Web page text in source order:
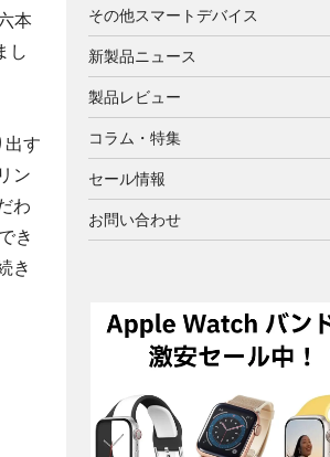
本
し
出す
ン
わ
き
き
その他スマートデバイス
新製品ニュース
製品レビュー
コラム・特集
セール情報
お問い合わせ